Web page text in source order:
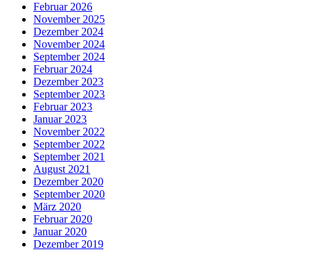
Februar 2026
November 2025
Dezember 2024
November 2024
September 2024
Februar 2024
Dezember 2023
September 2023
Februar 2023
Januar 2023
November 2022
September 2022
September 2021
August 2021
Dezember 2020
September 2020
März 2020
Februar 2020
Januar 2020
Dezember 2019